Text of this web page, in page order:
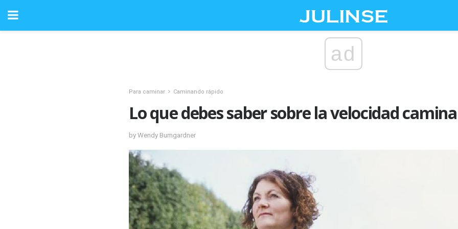
ad
Para caminar Caminando rápido
Lo que debes saber sobre la velocidad
by Wendy Bumgardner